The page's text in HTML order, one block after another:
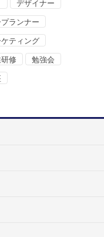
デザイナー
ランナー
ケティング
修 勉強会